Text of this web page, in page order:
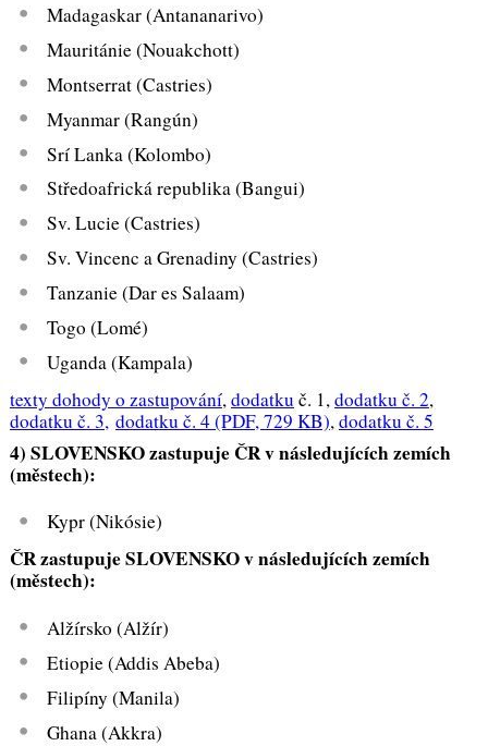
Madagaskar (Antananarivo)
Mauritánie (Nouakchott)
Montserrat (Castries)
Myanmar (Rangún)
Srí Lanka (Kolombo)
Středoafrická republika (Bangui)
Sv. Lucie (Castries)
Sv. Vincenc a Grenadiny (Castries)
Tanzanie (Dar es Salaam)
Togo (Lomé)
Uganda (Kampala)
texty dohody o zastupování,dodatku č. 1,dodatku č. 2,
dodatku č. 3, dodatku č. 4(PDF, 729 KB),dodatku č. 5
4) SLOVENSKO zastupuje ČR v následujících zemích
(městech):
Kypr (Nikósie)
ČR zastupuje SLOVENSKO v následujících zemích
(městech):
Alžírsko (Alžír)
Etiopie (Addis Abeba)
Filipíny (Manila)
Ghana (Akkra)